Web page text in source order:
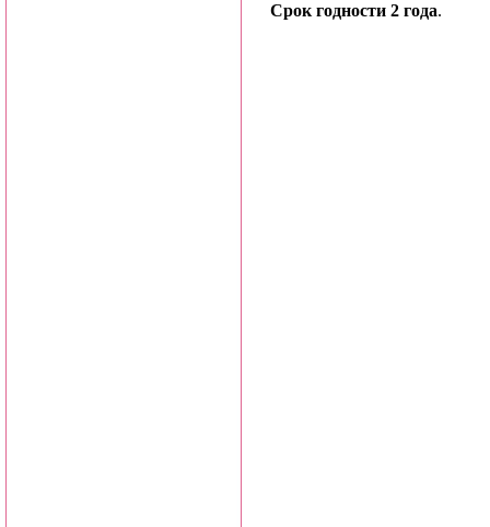
Срок годности 2 года.